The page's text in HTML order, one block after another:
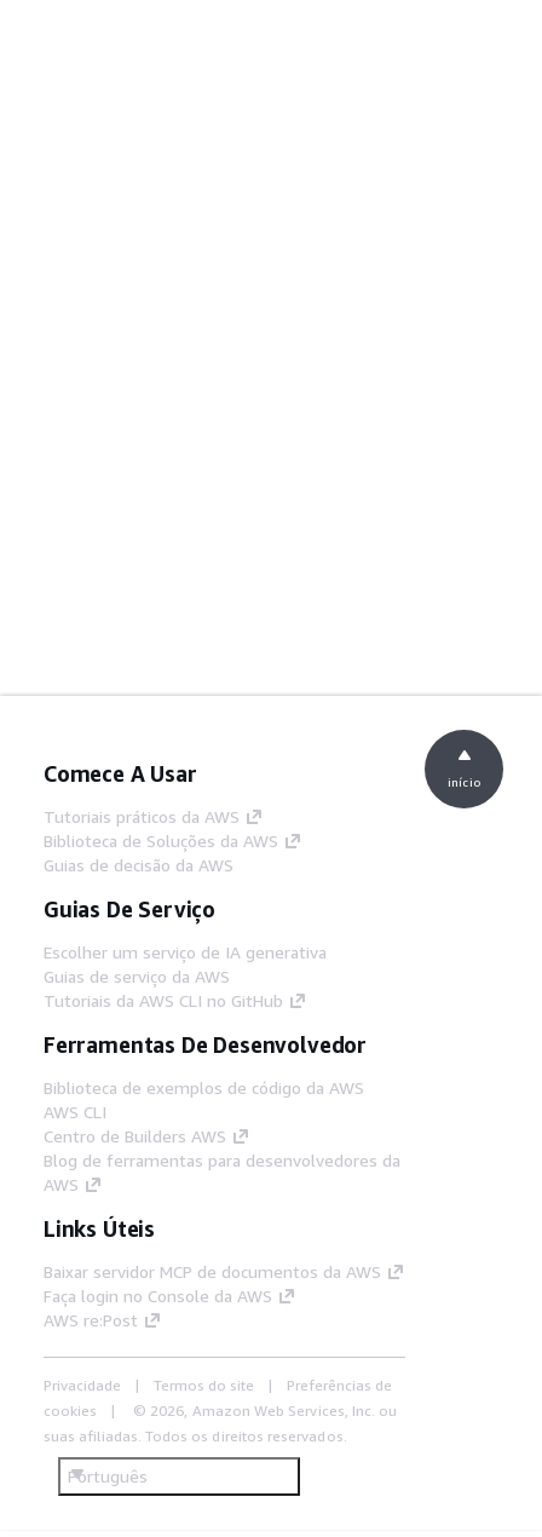
Comece A Usar
Tutoriais práticos da AWS
Biblioteca de Soluções da AWS
Guias de decisão da AWS
Guias De Serviço
Escolher um serviço de IA generativa
Guias de serviço da AWS
Tutoriais da AWS CLI no GitHub
Ferramentas De Desenvolvedor
Biblioteca de exemplos de código da AWS
AWS CLI
Centro de Builders AWS
Blog de ferramentas para desenvolvedores da
AWS
Links Úteis
Baixar servidor MCP de documentos da AWS
Faça login no Console da AWS
AWS re:Post
Privacidade Termos do site
Preferências de
cookies
© 2026, Amazon Web Services, Inc. ou
suas afiliadas. Todos os direitos reservados.
Português
início